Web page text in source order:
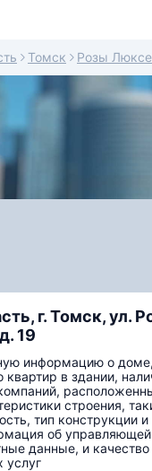
Томск Розы
г. Томск, ул.
19
информацию о
квартир в здании,
строения,
тип конструкции
об
данные, и качество
услуг